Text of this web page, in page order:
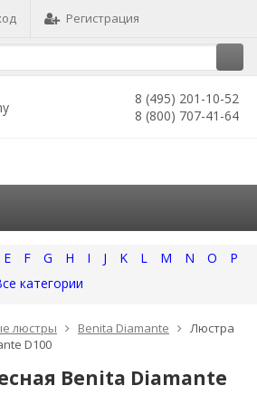
Регистрация
8 (495) 201-10-52
8 (800) 707-41-64
E F G H I J K L M N O
P
категории
люстры Benita Diamante
Люстра
D100
Benita Diamante